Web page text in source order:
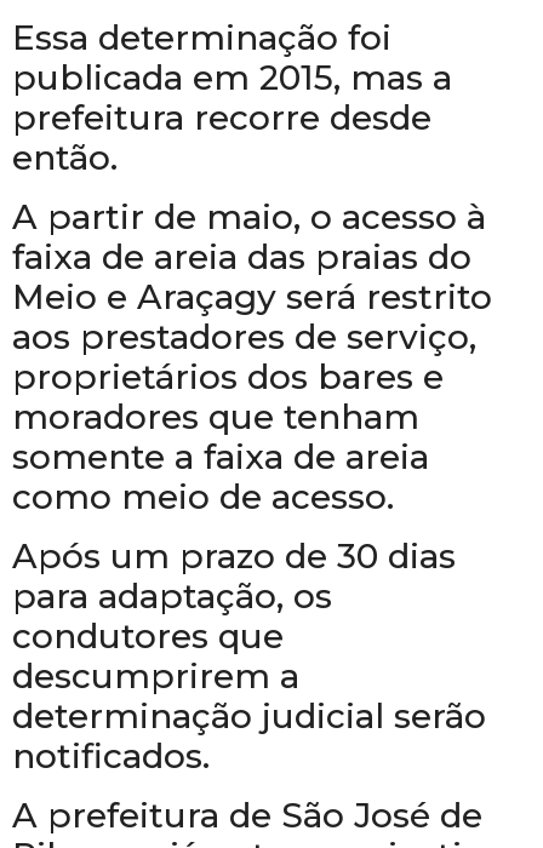
Essa determinação foi
publicada em 2015, mas a
prefeitura recorre desde
então.
A partir de maio, o acesso à
faixa de areia das praias do
Meio e Araçagy será restrito
aos prestadores de serviço,
proprietários dos bares e
moradores que tenham
somente a faixa de areia
como meio de acesso.
Após um prazo de 30 dias
para adaptação, os
condutores que
descumprirem a
determinação judicial serão
notificados.
A prefeitura de São José de